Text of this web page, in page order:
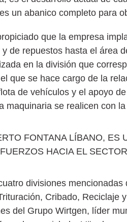
un abanico completo para
que la empresa
de repuestos hasta el área
en la división que
que se hace cargo de la
de vehículos y el apoyo
maquinaria se realicen con
FONTANA LÍBANO,
HACIA EL
divisiones
Cribado, Reciclaje
del Grupo Wirtgen, líder